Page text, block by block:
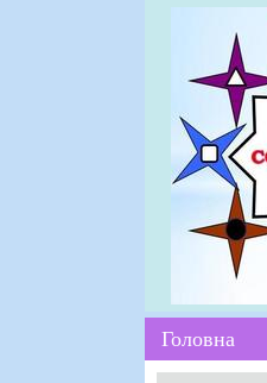
Головна